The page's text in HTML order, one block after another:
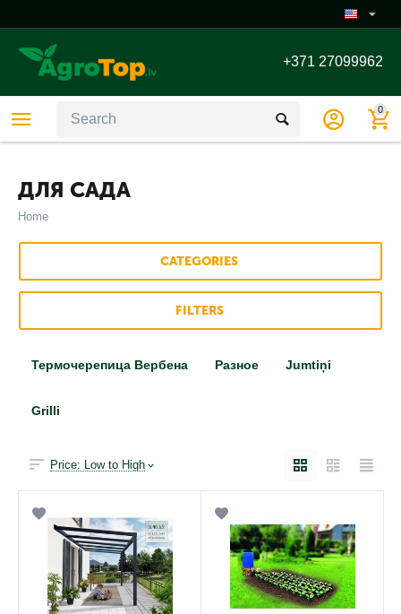
+371 27099962
0
ДЛЯ САДА
Home
CATEGORIES
FILTERS
Термочерепица Вербена Разное Jumtiņi
Grilli
Price: Low to High